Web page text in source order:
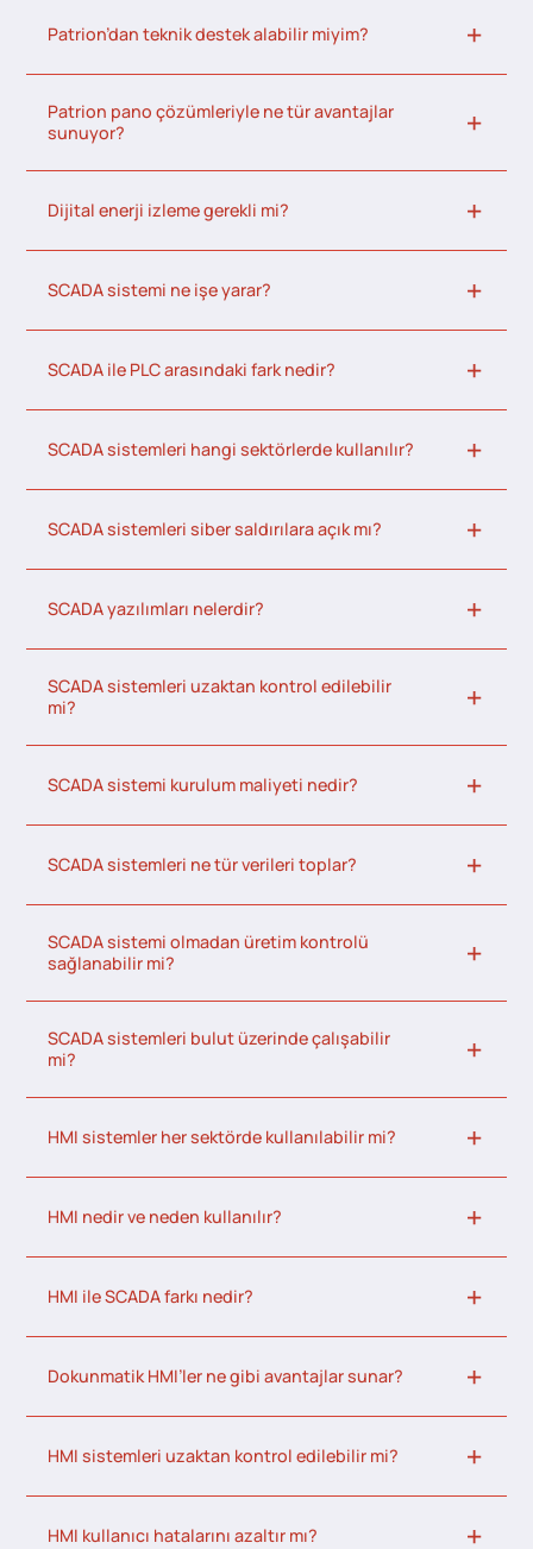
Patrion’dan teknik destek alabilir miyim?
Patrion pano çözümleriyle ne tür avantajlar
sunuyor?
Dijital enerji izleme gerekli mi?
SCADA sistemi ne işe yarar?
SCADA ile PLC arasındaki fark nedir?
SCADA sistemleri hangi sektörlerde kullanılır?
SCADA sistemleri siber saldırılara açık mı?
SCADA yazılımları nelerdir?
SCADA sistemleri uzaktan kontrol edilebilir
mi?
SCADA sistemi kurulum maliyeti nedir?
SCADA sistemleri ne tür verileri toplar?
SCADA sistemi olmadan üretim kontrolü
sağlanabilir mi?
SCADA sistemleri bulut üzerinde çalışabilir
mi?
HMI sistemler her sektörde kullanılabilir mi?
HMI nedir ve neden kullanılır?
HMI ile SCADA farkı nedir?
Dokunmatik HMI’ler ne gibi avantajlar sunar?
HMI sistemleri uzaktan kontrol edilebilir mi?
HMI kullanıcı hatalarını azaltır mı?